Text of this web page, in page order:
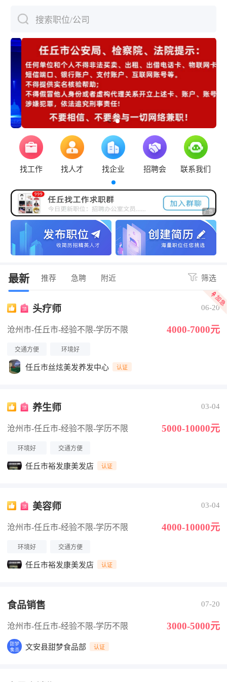
搜索职位/公司
找工作 找人才 找企业 招聘会 联系我们
最新 推荐 急聘 附近 筛选
头疗师 06-20
沧州市-任丘市-经验不限-学历不限 4000-7000元
交通方便 环境好
任丘市丝炫美发养发中心 认证
养生师 03-04
沧州市-任丘市-经验不限-学历不限 5000-10000元
环境好 交通方便
任丘市裕发康美发店 认证
美容师 03-04
沧州市-任丘市-经验不限-学历不限 4000-10000元
环境好 交通方便
任丘市裕发康美发店 认证
食品销售 07-20
沧州市-任丘市-经验不限-学历不限 3000-5000元
文安县甜梦食品部 认证